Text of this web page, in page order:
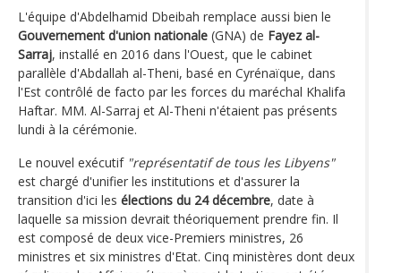
L'équipe d'Abdelhamid Dbeibah remplace aussi bien le
Gouvernement d'union nationale (GNA) de Fayez al-
Sarraj, installé en 2016 dans l'Ouest, que le cabinet
parallèle d'Abdallah al-Theni, basé en Cyrénaïque, dans
l'Est contrôlé de facto par les forces du maréchal Khalifa
Haftar. MM. Al-Sarraj et Al-Theni n'étaient pas présents
lundi à la cérémonie.
Le nouvel exécutif "représentatif de tous les Libyens"
est chargé d'unifier les institutions et d'assurer la
transition d'ici les élections du 24 décembre, date à
laquelle sa mission devrait théoriquement prendre fin. Il
est composé de deux vice-Premiers ministres, 26
ministres et six ministres d'Etat. Cinq ministères dont deux